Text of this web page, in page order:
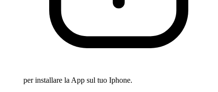
per installare la App sul tuo Iphone.